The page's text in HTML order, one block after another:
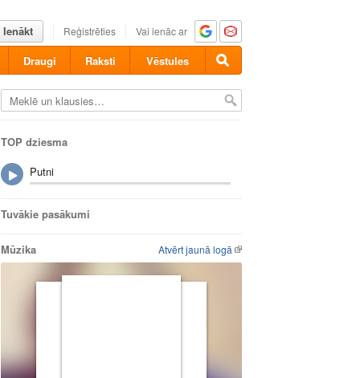
Ienākt Reģistrēties Vai ienāc ar
Draugi Raksti Vēstules
TOP dziesma
Putni
Tuvākie pasākumi
Atvērt jaunā logā
Mūzika